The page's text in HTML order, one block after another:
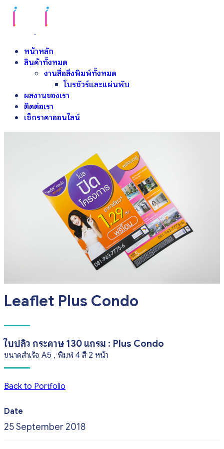
หน้าหลัก
สินค้าทั้งหมด
งานสื่อสิ่งพิมพ์ทั้งหมด
โบรชัวร์และแผ่นพับ
ผลงานของเรา
ติดต่อเรา
เช็กราคาออนไลน์
Leaflet Plus Condo
ใบปลิว กระดาษ 130 แกรม : Plus Condo
ขนาดสำเร็จ A5 , พิมพ์ 4 สี 2 หน้า
Back to Portfolio
Date
25 September 2018